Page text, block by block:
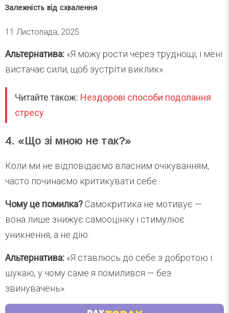
Залежність від схвалення
11 Листопада, 2025
Альтернатива: «Я можу рости через труднощі, і мені
вистачає сили, щоб зустріти виклик».
Читайте також: Нездорові способи подолання
стресу
4. «Що зі мною не так?»
Коли ми не відповідаємо власним очікуванням,
часто починаємо критикувати себе.
Чому це помилка? Самокритика не мотивує —
вона лише знижує самооцінку і стимулює
уникнення, а не дію.
Альтернатива: «Я ставлюсь до себе з добротою і
шукаю, у чому саме я помилився — без
звинувачень».